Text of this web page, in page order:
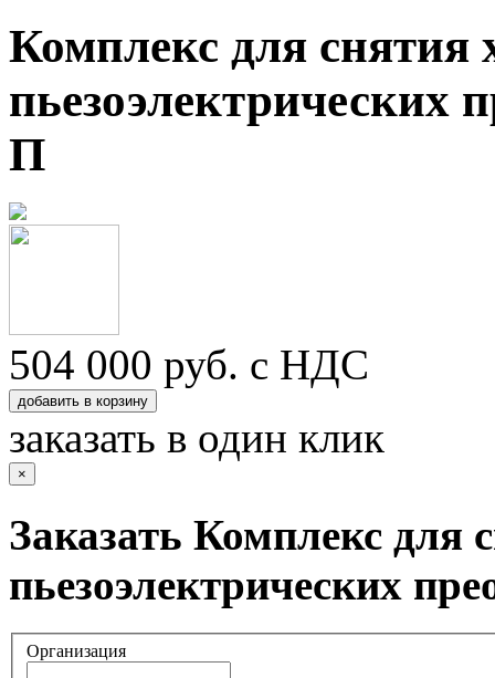
Комплекс для снятия
пьезоэлектрических
П
504 000 руб. с НДС
добавить в корзину
заказать в один клик
×
Заказать Комплекс для
пьезоэлектрических
Организация